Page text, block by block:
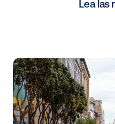
View More